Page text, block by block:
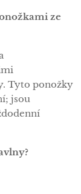
ze
Tyto ponožky
jsou